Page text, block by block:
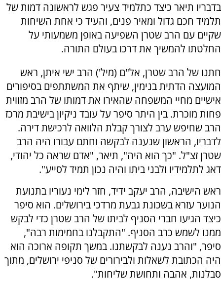
בדבריו תיאר כיצד כתלמיד צעיר פגש לראשונה דמות של
תלמיד חכם גדול ומאיר פנים, והעיד כי אחת השיחות
שקיים עם הרב שטרן השפיעה באופן משמעותי על
החלטתו להמשיך את דרכו בעולם התורה.
חתנו של הרב שטרן, אל"ם (מיל') הרב ישי איתן, ראש
המועצה הדתית בנימין, שיתף את המשתתפים בסיפורים
אישיים מחיי המשפחה שהאירו את דמותו של הרב מזווית
פחות מוכרת. בין היתר סיפר על עובד ניקיון בישיבת מרכז
הרב שחיפש ערב לצורך קבלת הלוואה לרכישת דירה.
לדבריו, הראשון שנענה לבקשה וחתם עבורו היה הרב
שטרן זצ"ל. "כך הוא היה", תיאר, "אדם שראה כל יהודי,
דאג לתלמידיו ולבני ביתו והיה נכון תמיד לסייע".
ראש הישיבה, הרב יעקב ידיד, חזר לימי נעוריו בתנועת
הנוער עזרא בשכונת גבעת מרדכי בירושלים. הוא סיפר
כיצד הגיעו חברי הסניף לביתו של הרב שטרן כדי לבקש
ממנו לשמש כרב הסניף. "התקבלנו בחמימות רבה",
סיפר, "והרב נענה לבקשתנו. במשך תקופה ארוכה הוא
היה הכתובת לשאלות ולבירורים של סניפי ירושלים, מתוך
סבלנות, אהבה ותחושת שליחות".